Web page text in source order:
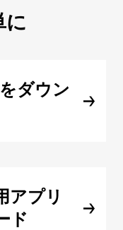
に
ダウン
アプリ
ド